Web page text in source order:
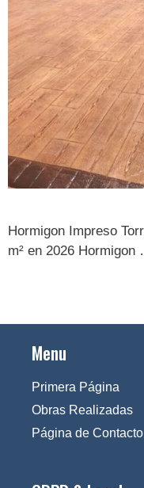
Hormigon Impreso
m² en 2026 Hormigon
Menu
Primera Página
Obras Realizadas
Página de Contacto